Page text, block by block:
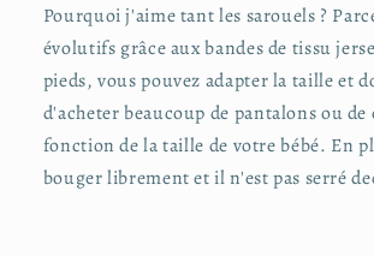
Pourquoi j'aime tant les sarouels ?
évolutifs grâce aux bandes de tissu
pieds, vous pouvez adapter la taille et
d'acheter beaucoup de pantalons ou de
fonction de la taille de votre bébé. En
bouger librement et il n'est pas serré